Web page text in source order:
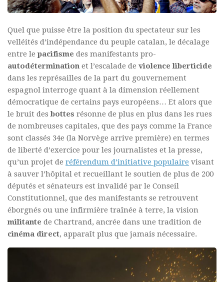
Quel que puisse être la position du spectateur sur les
velléités d’indépendance du peuple catalan, le décalage
entre le pacifisme des manifestants pro-
autodétermination et l’escalade de violence liberticide
dans les représailles de la part du gouvernement
espagnol interroge quant à la dimension réellement
démocratique de certains pays européens… Et alors que
le bruit desbottes résonne de plus en plus dans les rues
de nombreuses capitales, que des pays comme la France
sont classés 34e (la Norvège arrive première) en termes
de liberté d’exercice pour les journalistes et la presse,
qu’un projet de référendum d’initiative populaire visant
à sauver l’hôpital et recueillant le soutien de plus de 200
députés et sénateurs est invalidé par le Conseil
Constitutionnel, que des manifestants se retrouvent
éborgnés ou une infirmière traînée à terre, la vision
militante de Chartrand, ancrée dans une tradition de
cinéma direct, apparaît plus que jamais nécessaire.